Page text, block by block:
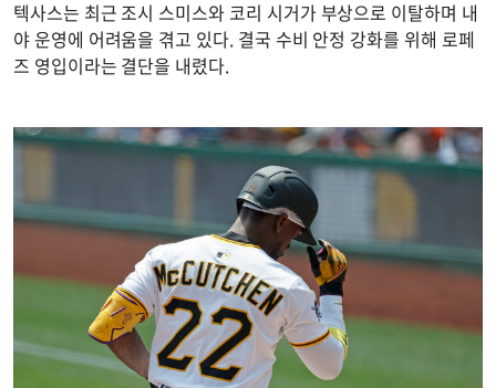
텍사스는 최근 조시 스미스와 코리 시거가 부상으로 이탈하며 내
야 운영에 어려움을 겪고 있다. 결국 수비 안정 강화를 위해 로페
즈 영입이라는 결단을 내렸다.